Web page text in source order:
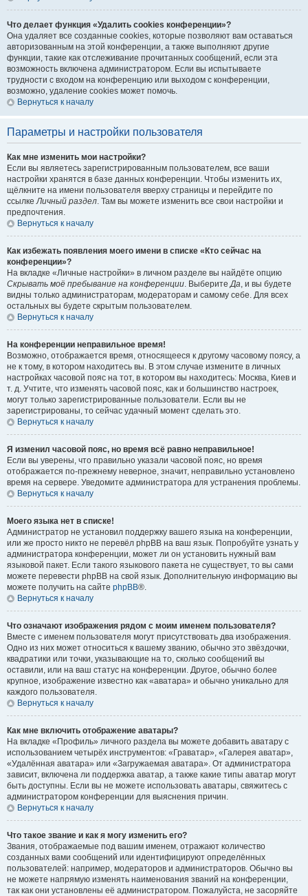
Что делает функция «Удалить cookies конференции»?
Она удаляет все созданные cookies, которые позволяют вам оставаться
авторизованным на этой конференции, а также выполняют другие
функции, такие как отслеживание прочитанных сообщений, если эта
возможность включена администратором. Если вы испытываете
трудности с входом на конференцию или выходом с конференции,
возможно, удаление cookies может помочь.
Вернуться к началу
Параметры и настройки пользователя
Как мне изменить мои настройки?
Если вы являетесь зарегистрированным пользователем, все ваши
настройки хранятся в базе данных конференции. Чтобы изменить их,
щёлкните на имени пользователя вверху страницы и перейдите по
ссылкеЛичный раздел. Там вы можете изменить все свои настройки и
предпочтения.
Вернуться к началу
Как избежать появления моего имени в списке «Кто сейчас на
конференции»?
На вкладке «Личные настройки» в личном разделе вы найдёте опцию
Скрывать моё пребывание на конференции. ВыберитеДа, и вы будете
видны только администраторам, модераторам и самому себе. Для всех
остальных вы будете скрытым пользователем.
Вернуться к началу
На конференции неправильное время!
Возможно, отображается время, относящееся к другому часовому поясу, а
не к тому, в котором находитесь вы. В этом случае измените в личных
настройках часовой пояс на тот, в котором вы находитесь: Москва, Киев и
т. д. Учтите, что изменять часовой пояс, как и большинство настроек,
могут только зарегистрированные пользователи. Если вы не
зарегистрированы, то сейчас удачный момент сделать это.
Вернуться к началу
Я изменил часовой пояс, но время всё равно неправильное!
Если вы уверены, что правильно указали часовой пояс, но время
отображается по-прежнему неверное, значит, неправильно установлено
время на сервере. Уведомите администратора для устранения проблемы.
Вернуться к началу
Моего языка нет в списке!
Администратор не установил поддержку вашего языка на конференции,
или же просто никто не перевёл phpBB на ваш язык. Попробуйте узнать у
администратора конференции, может ли он установить нужный вам
языковой пакет. Если такого языкового пакета не существует, то вы сами
можете перевести phpBB на свой язык. Дополнительную информацию вы
можете получить на сайте phpBB®.
Вернуться к началу
Что означают изображения рядом с моим именем пользователя?
Вместе с именем пользователя могут присутствовать два изображения.
Одно из них может относиться к вашему званию, обычно это звёздочки,
квадратики или точки, указывающие на то, сколько сообщений вы
оставили, или на ваш статус на конференции. Другое, обычно более
крупное, изображение известно как «аватара» и обычно уникально для
каждого пользователя.
Вернуться к началу
Как мне включить отображение аватары?
На вкладке «Профиль» личного раздела вы можете добавить аватару с
использованием четырёх инструментов: «Граватар», «Галерея аватар»,
«Удалённая аватара» или «Загружаемая аватара». От администратора
зависит, включена ли поддержка аватар, а также какие типы аватар могут
быть доступны. Если вы не можете использовать аватары, свяжитесь с
администратором конференции для выяснения причин.
Вернуться к началу
Что такое звание и как я могу изменить его?
Звания, отображаемые под вашим именем, отражают количество
созданных вами сообщений или идентифицируют определённых
пользователей: например, модераторов и администраторов. Обычно вы
не можете напрямую изменять наименования званий на конференции,
так как они установлены её администратором. Пожалуйста, не засоряйте